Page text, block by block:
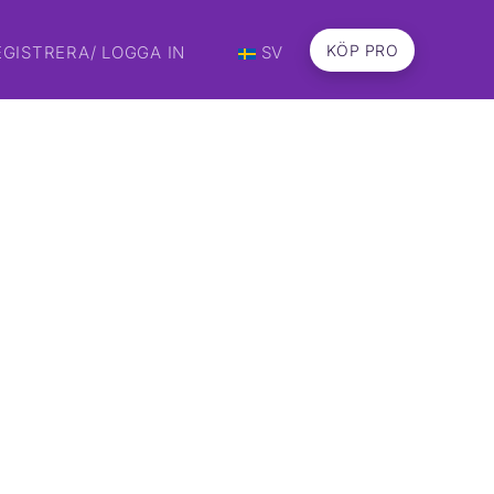
LOGGA IN SV KÖP PRO